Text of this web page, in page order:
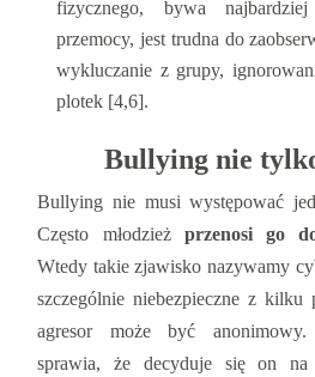
fizycznego, bywa
przemocy, jest trudna do
wykluczanie z grupy,
plotek [4,6].
Bullying nie
Bullying nie musi występować
Często młodzież przenosi go
Wtedy takie zjawisko nazywamy
szczególnie niebezpieczne z
agresor może być anonimowy.
sprawia, że decyduje się on na